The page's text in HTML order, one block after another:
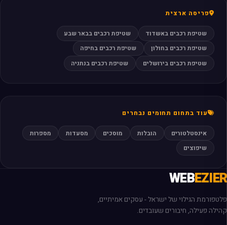
פריסה ארצית
שטיפת רכבים באשדוד
שטיפת רכבים בבאר שבע
שטיפת רכבים בחולון
שטיפת רכבים בחיפה
שטיפת רכבים בירושלים
שטיפת רכבים בנתניה
עוד בתחום תחומים נבחרים
אינסטלטורים הובלות מוסכים מסעדות
מספרות
שיפוצים
WEBEZIER
פלטפורמת הגילוי של ישראל - עסקים אמיתיים,
קהילה פעילה, חיבורים שעובדים.